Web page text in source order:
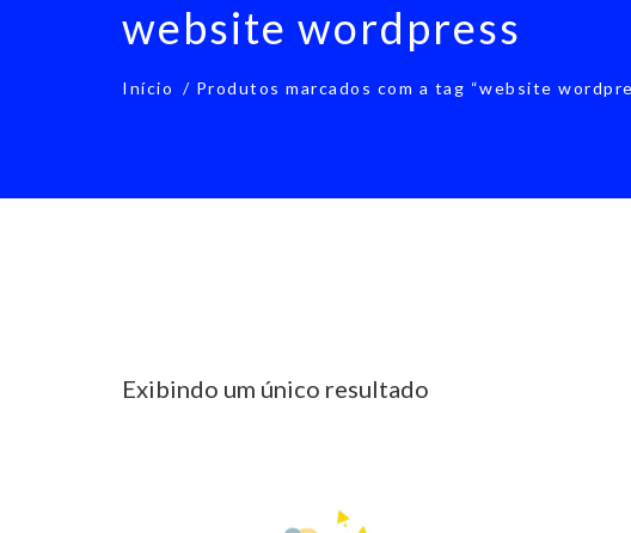
website wordpress
Início / Produtos marcados com a tag “website
Exibindo um único resultado